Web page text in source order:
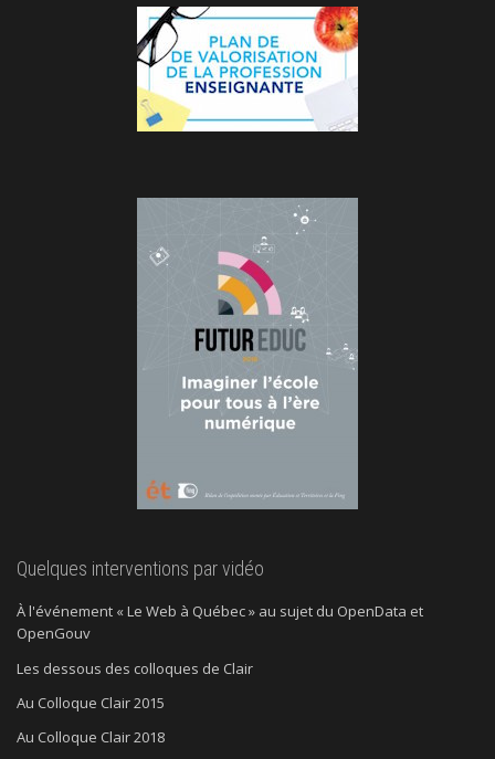
Quelques interventions par vidéo
À l'événement « Le Web à Québec » au sujet du OpenData et
OpenGouv
Les dessous des colloques de Clair
Au Colloque Clair 2015
Au Colloque Clair 2018